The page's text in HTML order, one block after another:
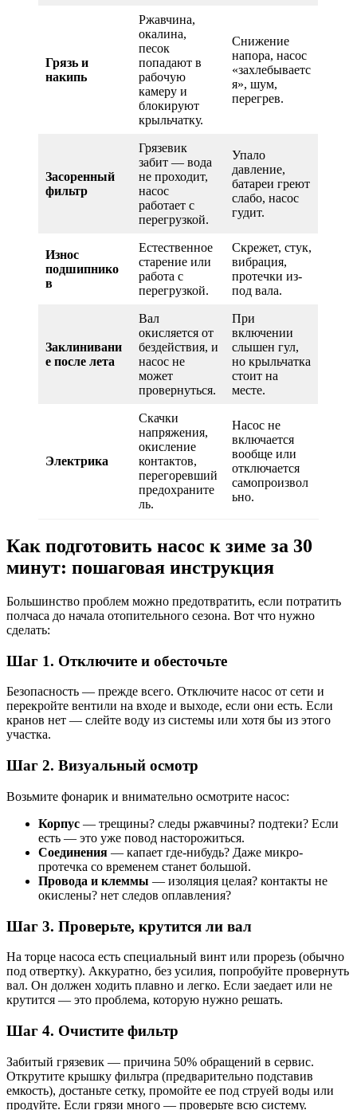
Грязь и
накипь
Ржавчина,
окалина,
песок
попадают в
рабочую
камеру и
блокируют
крыльчатку.
Снижение
напора, насос
«захлебываетс
я», шум,
перегрев.
Засоренный
фильтр
Грязевик
забит — вода
не проходит,
насос
работает с
перегрузкой.
Упало
давление,
батареи греют
слабо, насос
гудит.
Износ
подшипнико
в
Естественное
старение или
работа с
перегрузкой.
Скрежет, стук,
вибрация,
протечки из-
под вала.
Заклинивани
е после лета
Вал
окисляется от
бездействия, и
насос не
может
провернуться.
При
включении
слышен гул,
но крыльчатка
стоит на
месте.
Электрика
Скачки
напряжения,
окисление
контактов,
перегоревший
предохраните
ль.
Насос не
включается
вообще или
отключается
самопроизвол
ьно.
Как подготовить насос к зиме за 30
минут: пошаговая инструкция
Большинство проблем можно предотвратить, если потратить
полчаса до начала отопительного сезона. Вот что нужно
сделать:
Шаг 1. Отключите и обесточьте
Безопасность — прежде всего. Отключите насос от сети и
перекройте вентили на входе и выходе, если они есть. Если
кранов нет — слейте воду из системы или хотя бы из этого
участка.
Шаг 2. Визуальный осмотр
Возьмите фонарик и внимательно осмотрите насос:
Корпус — трещины? следы ржавчины? подтеки? Если
есть — это уже повод насторожиться.
Соединения — капает где-нибудь? Даже микро-
протечка со временем станет большой.
Провода и клеммы — изоляция целая? контакты не
окислены? нет следов оплавления?
Шаг 3. Проверьте, крутится ли вал
На торце насоса есть специальный винт или прорезь (обычно
под отвертку). Аккуратно, без усилия, попробуйте провернуть
вал. Он должен ходить плавно и легко. Если заедает или не
крутится — это проблема, которую нужно решать.
Шаг 4. Очистите фильтр
Забитый грязевик — причина 50% обращений в сервис.
Открутите крышку фильтра (предварительно подставив
емкость), достаньте сетку, промойте ее под струей воды или
продуйте. Если грязи много — проверьте всю систему.